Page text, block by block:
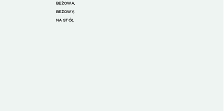
BEŻOWA
BEŻOWY,
NA STÓŁ